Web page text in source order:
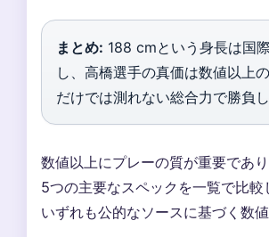
まとめ: 188 cmという身長は国
し、高橋選手の真価は数値以上
だけでは測れない総合力で勝負し
数値以上にプレーの質が重要であ
5つの主要なスペックを一覧で比較
いずれも公的なソースに基づく数値